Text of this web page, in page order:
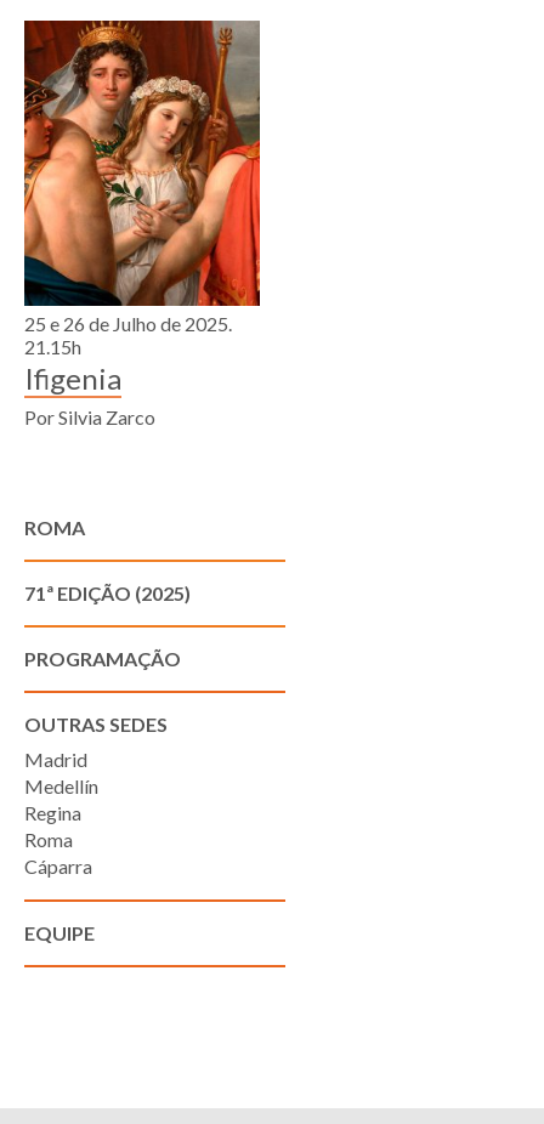
25 e 26 de Julho de 2025.
21.15h
Ifigenia
Por Silvia Zarco
ROMA
71ª EDIÇÃO (2025)
PROGRAMAÇÃO
OUTRAS SEDES
Madrid
Medellín
Regina
Roma
Cáparra
EQUIPE